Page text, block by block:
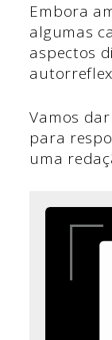
Embora
algumas
aspectos
Vamos
para
uma